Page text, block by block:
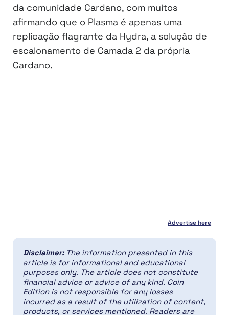
da comunidade Cardano, com muitos
afirmando que o Plasma é apenas uma
replicação flagrante da Hydra, a solução de
escalonamento de Camada 2 da própria
Cardano.
Advertise here
Disclaimer: The information presented in this
article is for informational and educational
purposes only. The article does not constitute
financial advice or advice of any kind. Coin
Edition is not responsible for any losses
incurred as a result of the utilization of content,
products, or services mentioned. Readers are